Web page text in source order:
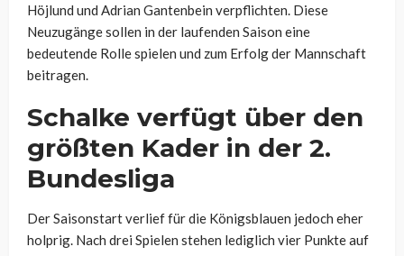
Höjlund und Adrian Gantenbein verpflichten. Diese
Neuzugänge sollen in der laufenden Saison eine
bedeutende Rolle spielen und zum Erfolg der Mannschaft
beitragen.
Schalke verfügt über den
größten Kader in der 2.
Bundesliga
Der Saisonstart verlief für die Königsblauen jedoch eher
holprig. Nach drei Spielen stehen lediglich vier Punkte auf